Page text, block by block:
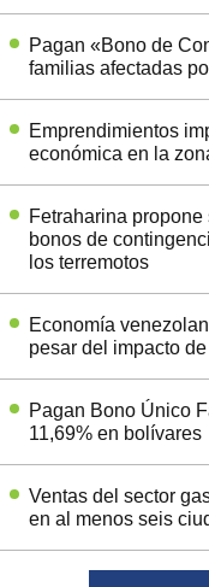
Pagan «Bono de
familias afectadas
Emprendimientos
económica en la
Fetraharina
bonos de
los terremotos
Economía
pesar del impacto
Pagan Bono Único
11,69% en bolívares
Ventas del sector
en al menos seis